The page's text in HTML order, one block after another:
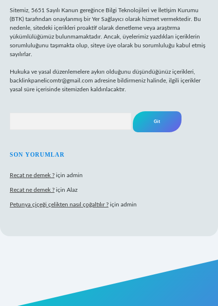
Sitemiz, 5651 Sayılı Kanun gereğince Bilgi Teknolojileri ve İletişim Kurumu
(BTK) tarafından onaylanmış bir Yer Sağlayıcı olarak hizmet vermektedir. Bu
nedenle, sitedeki içerikleri proaktif olarak denetleme veya araştırma
yükümlülüğümüz bulunmamaktadır. Ancak, üyelerimiz yazdıkları içeriklerin
sorumluluğunu taşımakta olup, siteye üye olarak bu sorumluluğu kabul etmiş
sayılırlar.
Hukuka ve yasal düzenlemelere aykırı olduğunu düşündüğünüz içerikleri,
backlinkpanelicomtr@gmail.com adresine bildirmeniz halinde, ilgili içerikler
yasal süre içerisinde sitemizden kaldırılacaktır.
SON YORUMLAR
Recat ne demek ? için admin
Recat ne demek ? için Alaz
Petunya çiçeği çelikten nasıl çoğaltılır ? için admin